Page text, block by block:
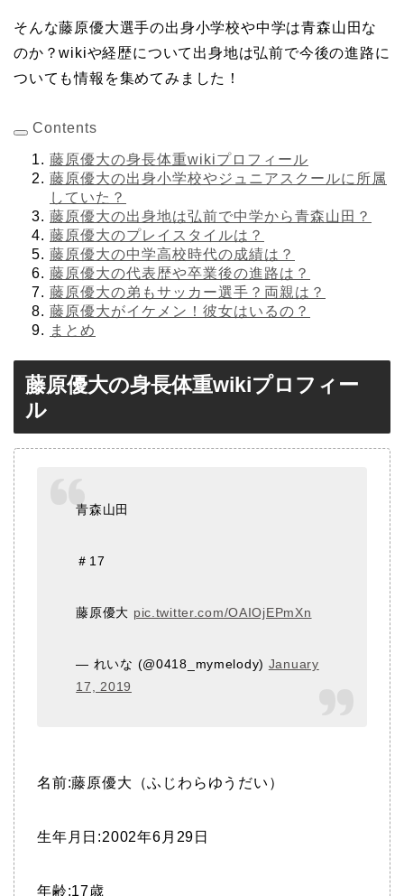
そんな藤原優大選手の出身小学校や中学は青森山田な
のか？wikiや経歴について出身地は弘前で今後の進路に
ついても情報を集めてみました！
Contents
藤原優大の身長体重wikiプロフィール
藤原優大の出身小学校やジュニアスクールに所属
していた？
藤原優大の出身地は弘前で中学から青森山田？
藤原優大のプレイスタイルは？
藤原優大の中学高校時代の成績は？
藤原優大の代表歴や卒業後の進路は？
藤原優大の弟もサッカー選手？両親は？
藤原優大がイケメン！彼女はいるの？
まとめ
藤原優大の身長体重wikiプロフィー
ル
青森山田
＃17
藤原優大 pic.twitter.com/OAIOjEPmXn
— れいな (@0418_mymelody) January
17, 2019
名前:藤原優大（ふじわらゆうだい）
生年月日:2002年6月29日
年齢:17歳